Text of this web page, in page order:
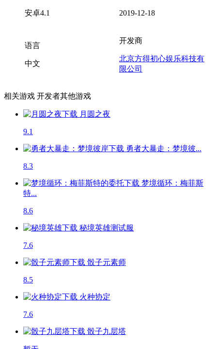
安卓4.1 2019-12-18
语言
中文
开发商
北京方得初心娱乐科技有
限公司
相关游戏 开发者其他游戏
月圆之夜
9.1
勇者大暴走：梦境彼...
8.3
梦境循环：梅菲斯
特...
8.6
秘境英雄测试服
7.6
骰子元素师
8.5
火种协定
7.6
骰子九层塔